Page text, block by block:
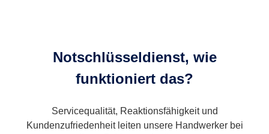
Notschlüsseldienst, wie
funktioniert das?
Servicequalität, Reaktionsfähigkeit und
Kundenzufriedenheit leiten unsere Handwerker bei